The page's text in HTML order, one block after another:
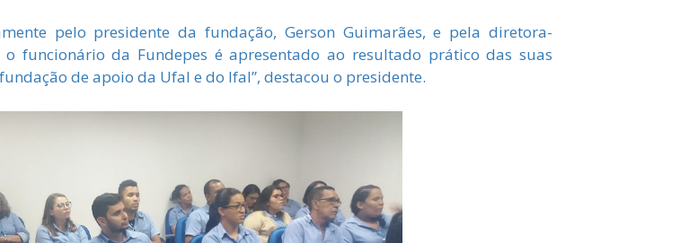
pelo presidente da fundação, Gerson Guimarães, e pela diretora-
funcionário da Fundepes é apresentado ao resultado prático das suas
de apoio da Ufal e do Ifal”, destacou o presidente.